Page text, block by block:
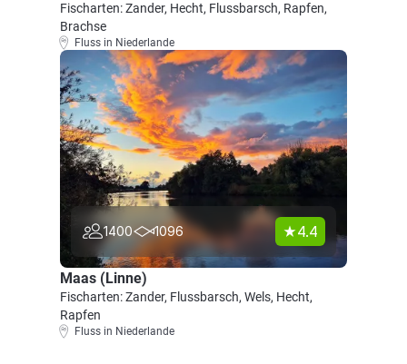
Fischarten: Zander, Hecht, Flussbarsch, Rapfen,
Brachse
Fluss in Niederlande
1400 1096 4.4
Maas (Linne)
Fischarten: Zander, Flussbarsch, Wels, Hecht,
Rapfen
Fluss in Niederlande